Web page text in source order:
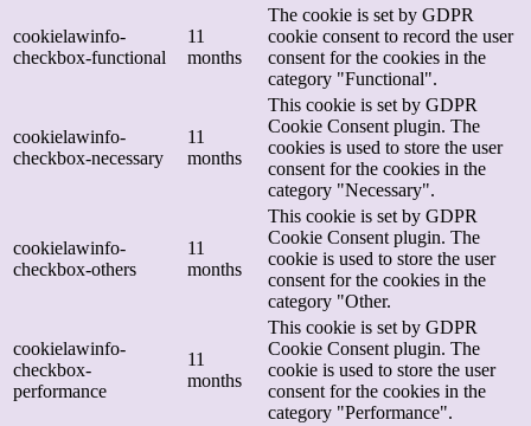
cookielawinfo-
checkbox-functional
11
months
The cookie is set by GDPR
cookie consent to record the user
consent for the cookies in the
category "Functional".
cookielawinfo-
checkbox-necessary
11
months
This cookie is set by GDPR
Cookie Consent plugin. The
cookies is used to store the user
consent for the cookies in the
category "Necessary".
cookielawinfo-
checkbox-others
11
months
This cookie is set by GDPR
Cookie Consent plugin. The
cookie is used to store the user
consent for the cookies in the
category "Other.
cookielawinfo-
checkbox-
performance
11
months
This cookie is set by GDPR
Cookie Consent plugin. The
cookie is used to store the user
consent for the cookies in the
category "Performance".